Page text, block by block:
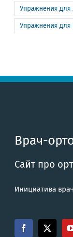
Упражнения
Упражнения для
Врач-
Сайт про
Инициатива